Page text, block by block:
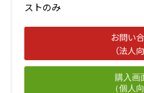
ストのみ
お問い
（法人
購入画
（個人